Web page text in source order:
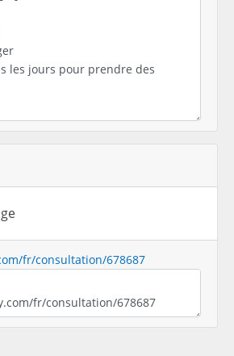
fr/consultation/678687